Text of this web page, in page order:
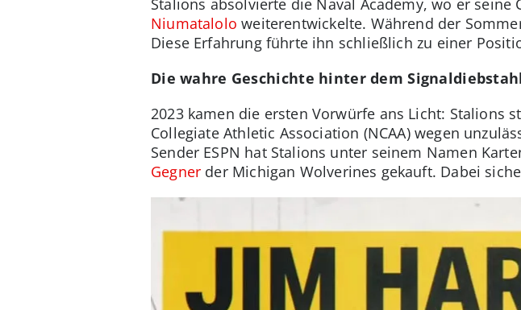
Niumatalolo weiterentwickelte. Während der
Diese Erfahrung führte ihn schließlich zu einer
Die wahre Geschichte hinter dem Signaldiebstahl
2023 kamen die ersten Vorwürfe ans Licht:
Collegiate Athletic Association (NCAA) wegen
Sender ESPN hat Stalions unter seinem Namen
Gegner der Michigan Wolverines gekauft. Dabei